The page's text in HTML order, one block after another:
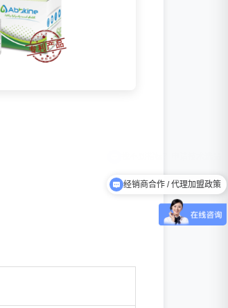
经销商合作 / 代理加盟政策